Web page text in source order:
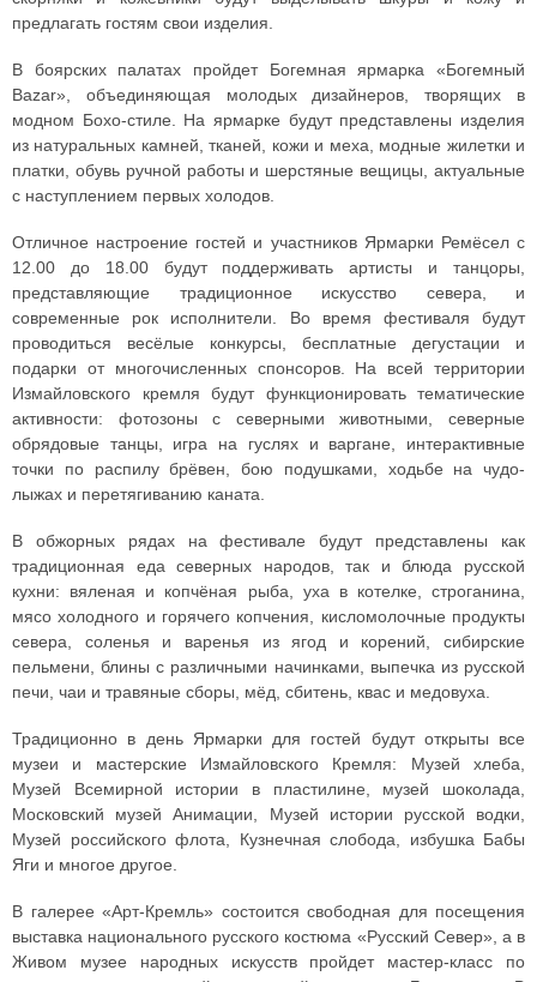
предлагать гостям свои изделия.
В боярских палатах пройдет Богемная ярмарка «Богемный
Bazar», объединяющая молодых дизайнеров, творящих в
модном Бохо-стиле. На ярмарке будут представлены изделия
из натуральных камней, тканей, кожи и меха, модные жилетки и
платки, обувь ручной работы и шерстяные вещицы, актуальные
с наступлением первых холодов.
Отличное настроение гостей и участников Ярмарки Ремёсел с
12.00 до 18.00 будут поддерживать артисты и танцоры,
представляющие традиционное искусство севера, и
современные рок исполнители. Во время фестиваля будут
проводиться весёлые конкурсы, бесплатные дегустации и
подарки от многочисленных спонсоров. На всей территории
Измайловского кремля будут функционировать тематические
активности: фотозоны с северными животными, северные
обрядовые танцы, игра на гуслях и варгане, интерактивные
точки по распилу брёвен, бою подушками, ходьбе на чудо-
лыжах и перетягиванию каната.
В обжорных рядах на фестивале будут представлены как
традиционная еда северных народов, так и блюда русской
кухни: вяленая и копчёная рыба, уха в котелке, строганина,
мясо холодного и горячего копчения, кисломолочные продукты
севера, соленья и варенья из ягод и корений, сибирские
пельмени, блины с различными начинками, выпечка из русской
печи, чаи и травяные сборы, мёд, сбитень, квас и медовуха.
Традиционно в день Ярмарки для гостей будут открыты все
музеи и мастерские Измайловского Кремля: Музей хлеба,
Музей Всемирной истории в пластилине, музей шоколада,
Московский музей Анимации, Музей истории русской водки,
Музей российского флота, Кузнечная слобода, избушка Бабы
Яги и многое другое.
В галерее «Арт-Кремль» состоится свободная для посещения
выставка национального русского костюма «Русский Север», а в
Живом музее народных искусств пройдет мастер-класс по